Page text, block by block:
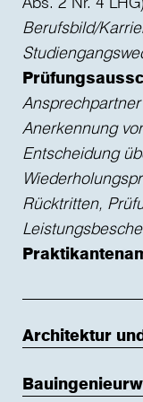
Berufsbild/
Anerkennung
Entscheidung
Rücktritten,
Architektur